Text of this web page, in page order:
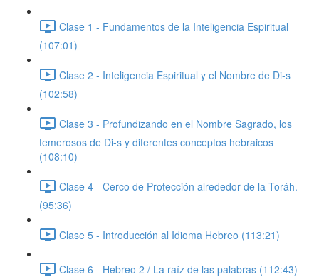
Clase 1 - Fundamentos de la Inteligencia Espiritual
(107:01)
Clase 2 - Inteligencia Espiritual y el Nombre de Di-s
(102:58)
Clase 3 - Profundizando en el Nombre Sagrado, los
temerosos de Di-s y diferentes conceptos hebraicos
(108:10)
Clase 4 - Cerco de Protección alrededor de la Toráh.
(95:36)
Clase 5 - Introducción al Idioma Hebreo (113:21)
Clase 6 - Hebreo 2 / La raíz de las palabras (112:43)